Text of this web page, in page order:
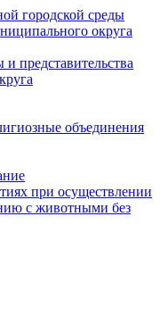
городской среды
округа
представительства
объединения
при осуществлении
с животными без